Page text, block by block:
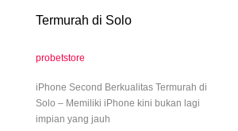
Termurah di Solo
probetstore
iPhone Second Berkualitas Termurah di
Solo – Memiliki iPhone kini bukan lagi
impian yang jauh